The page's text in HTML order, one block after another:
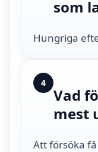
som
Hungriga
4
Vad
mest
Att försöka